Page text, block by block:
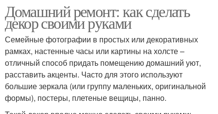
Домашний ремонт: как сделать
декор своими руками
Семейные фотографии в простых или декоративных
рамках, настенные часы или картины на холсте –
отличный способ придать помещению домашний уют,
расставить акценты. Часто для этого используют
большие зеркала (или группу маленьких, оригинальной
формы), постеры, плетеные вещицы, панно.